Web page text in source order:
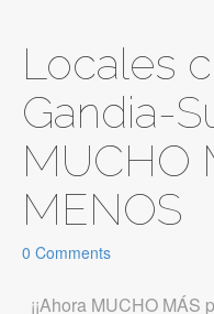
Locales
Gandia-
MUCHO
MENOS
0 Comments
¡¡Ahora MUCHO